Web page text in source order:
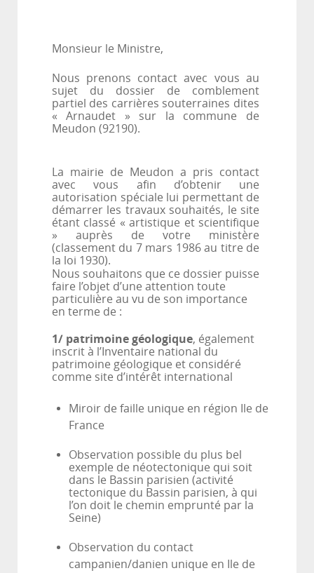
Monsieur le Ministre,
Nous prenons contact avec vous au
sujet du dossier de comblement
partiel des carrières souterraines dites
« Arnaudet » sur la commune de
Meudon (92190).
La mairie de Meudon a pris contact
avec vous afin d’obtenir une
autorisation spéciale lui permettant de
démarrer les travaux souhaités, le site
étant classé « artistique et scientifique
» auprès de votre ministère
(classement du 7 mars 1986 au titre de
la loi 1930).
Nous souhaitons que ce dossier puisse
faire l’objet d’une attention toute
particulière au vu de son importance
en terme de :
1/ patrimoine géologique, également
inscrit à l’Inventaire national du
patrimoine géologique et considéré
comme site d’intérêt international
Miroir de faille unique en région Ile de
France
Observation possible du plus bel
exemple de néotectonique qui soit
dans le Bassin parisien (activité
tectonique du Bassin parisien, à qui
l’on doit le chemin emprunté par la
Seine)
Observation du contact
campanien/danien unique en Ile de